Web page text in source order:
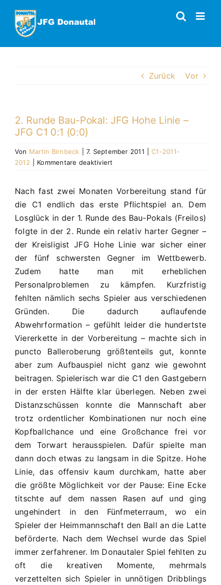
Inhalt
springen
Zurück Vor
2. Runde Bau-Pokal: JFG Hohe Linie –
JFG C1 0:1 (0:0)
Von Martin Birnbeck 7. September 2011
C1-2011-
2012
Kommentare deaktiviert
Bau-
Pokal:
JFG
Hohe
–
JFG
C1
0:1
Nach fast zwei Monaten Vorbereitung stand für
die C1 endlich das erste Pflichtspiel an. Dem
Losglück in der 1. Runde des Bau-Pokals (Freilos)
folgte in der 2. Runde ein relativ harter Gegner –
der Kreisligist JFG Hohe Linie war sicher einer
der fünf schwersten Gegner im Wettbewerb.
Zudem hatte man mit erheblichen
Personalproblemen zu kämpfen. Kurzfristig
fehlten nämlich sechs Spieler aus verschiedenen
Gründen. Die dadurch auflaufende
Abwehrformation – gefühlt leider die hundertste
Viererkette in der Vorbereitung – machte sich in
puncto Balleroberung größtenteils gut, konnte
aber zum Aufbauspiel nicht ganz wie gewohnt
beitragen. Spielerisch war die C1 den Gastgebern
in der ersten Hälfte klar überlegen. Neben zwei
Distanzschüssen konnte die Mannschaft aber
trotz ordentlicher Kombinationen nur noch eine
Kopfballchance und eine Großchance frei vor
dem Torwart herausspielen. Dafür spielte man
dann doch etwas zu langsam in die Spitze. Hohe
Linie, das offensiv kaum durchkam, hatte aber
die größte Möglichkeit vor der Pause: Eine Ecke
titschte auf dem nassen Rasen auf und ging
ungehindert in den Fünfmeterraum, wo ein
Spieler der Heimmannschaft den Ball an die Latte
beförderte. Nach dem Wechsel wurde das Spiel
immer zerfahrener. Im Donautaler Spiel fehlten zu
oft die kreativen Momente, mehrmals
verzettelten sich Spieler in unnötigen Dribblings